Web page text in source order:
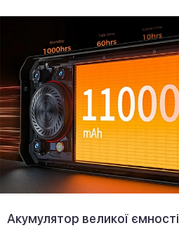
Акумулятор великої ємності